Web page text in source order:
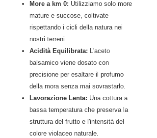
More a km 0: Utilizziamo solo more
mature e succose, coltivate
rispettando i cicli della natura nei
nostri terreni.
Acidità Equilibrata: L'aceto
balsamico viene dosato con
precisione per esaltare il profumo
della mora senza mai sovrastarlo.
Lavorazione Lenta: Una cottura a
bassa temperatura che preserva la
struttura del frutto e l'intensità del
colore violaceo naturale.